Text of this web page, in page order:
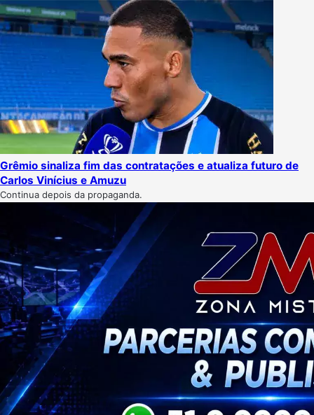
Grêmio sinaliza fim das contratações e atualiza futuro de
Carlos Vinícius e Amuzu
Continua depois da propaganda.